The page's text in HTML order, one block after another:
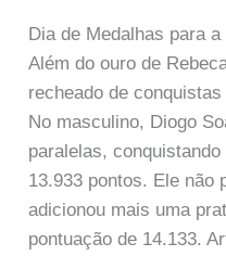
Dia de Medalhas para
Além do ouro de
recheado de
No masculino, Diogo
paralelas,
13.933 pontos. Ele não
adicionou mais uma
pontuação de 14.133.